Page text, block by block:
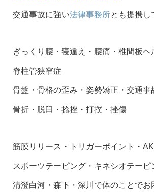
交通事故に強い法律事務所とも提携し
ぎっくり腰・寝違え・腰痛・椎間板
脊柱管狭窄症
骨盤・骨格の歪み・姿勢矯正・交通事
骨折・脱臼・捻挫・打撲・挫傷
筋膜リリース・トリガーポイント・
スポーツテーピング・キネシオテーピ
清澄白河・森下・深川で体のことで